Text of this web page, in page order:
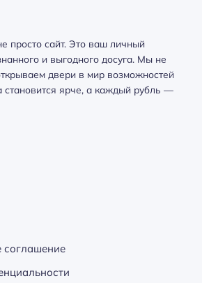
просто сайт. Это ваш личный
и выгодного досуга. Мы не
двери в мир возможностей
ярче, а каждый рубль —
соглашение